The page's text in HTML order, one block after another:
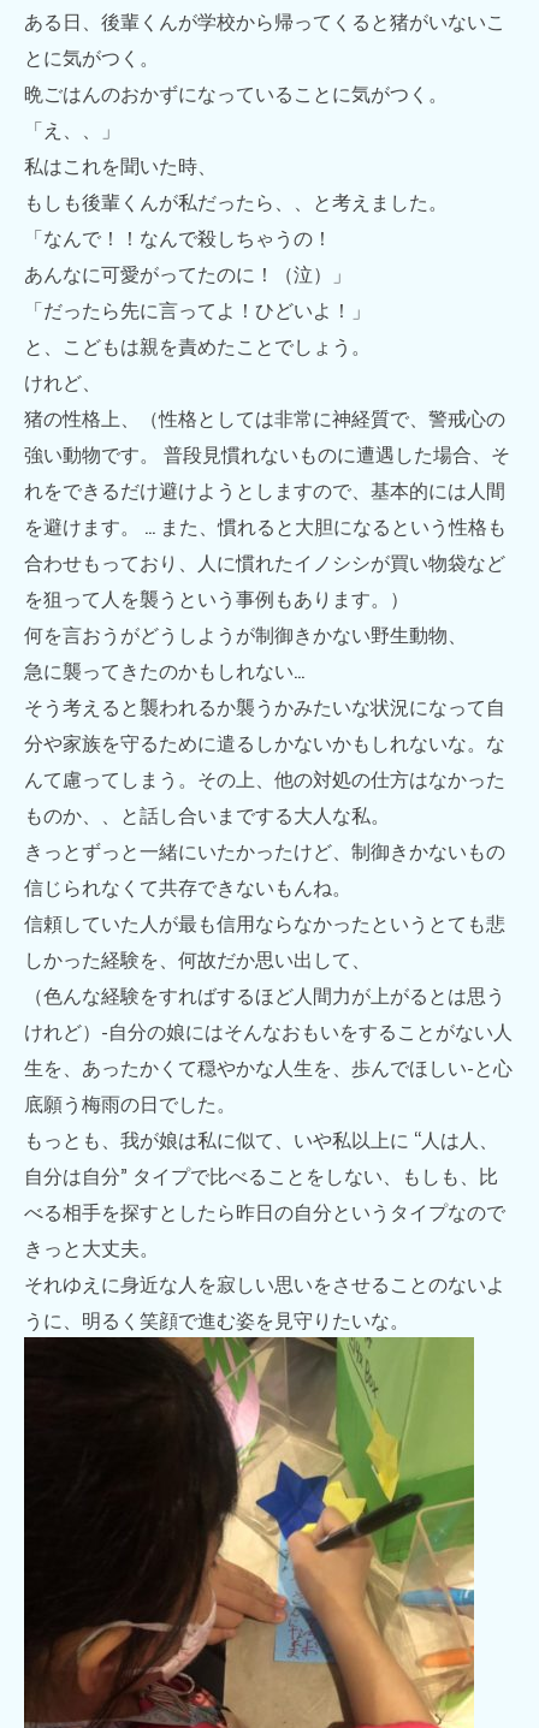
ある日、後輩くんが学校から帰ってくると猪がいないこ
とに気がつく。
晩ごはんのおかずになっていることに気がつく。
「え、、」
私はこれを聞いた時、
もしも後輩くんが私だったら、、と考えました。
「なんで！！なんで殺しちゃうの！
あんなに可愛がってたのに！（泣）」
「だったら先に言ってよ！ひどいよ！」
と、こどもは親を責めたことでしょう。
けれど、
猪の性格上、（性格としては非常に神経質で、警戒心の
強い動物です。 普段見慣れないものに遭遇した場合、そ
れをできるだけ避けようとしますので、基本的には人間
を避けます。 … また、慣れると大胆になるという性格も
合わせもっており、人に慣れたイノシシが買い物袋など
を狙って人を襲うという事例もあります。）
何を言おうがどうしようが制御きかない野生動物、
急に襲ってきたのかもしれない…
そう考えると襲われるか襲うかみたいな状況になって自
分や家族を守るために遣るしかないかもしれないな。な
んて慮ってしまう。その上、他の対処の仕方はなかった
ものか、、と話し合いまでする大人な私。
きっとずっと一緒にいたかったけど、制御きかないもの
信じられなくて共存できないもんね。
信頼していた人が最も信用ならなかったというとても悲
しかった経験を、何故だか思い出して、
（色んな経験をすればするほど人間力が上がるとは思う
けれど）-自分の娘にはそんなおもいをすることがない人
生を、あったかくて穏やかな人生を、歩んでほしい-と心
底願う梅雨の日でした。
もっとも、我が娘は私に似て、いや私以上に “人は人、
自分は自分” タイプで比べることをしない、もしも、比
べる相手を探すとしたら昨日の自分というタイプなので
きっと大丈夫。
それゆえに身近な人を寂しい思いをさせることのないよ
うに、明るく笑顔で進む姿を見守りたいな。